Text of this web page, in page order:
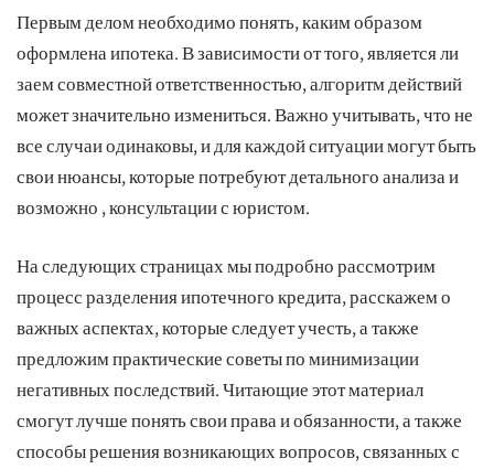
Первым делом необходимо понять, каким образом
оформлена ипотека. В зависимости от того, является ли
заем совместной ответственностью, алгоритм действий
может значительно измениться. Важно учитывать, что не
все случаи одинаковы, и для каждой ситуации могут быть
свои нюансы, которые потребуют детального анализа и
возможно , консультации с юристом.
На следующих страницах мы подробно рассмотрим
процесс разделения ипотечного кредита, расскажем о
важных аспектах, которые следует учесть, а также
предложим практические советы по минимизации
негативных последствий. Читающие этот материал
смогут лучше понять свои права и обязанности, а также
способы решения возникающих вопросов, связанных с